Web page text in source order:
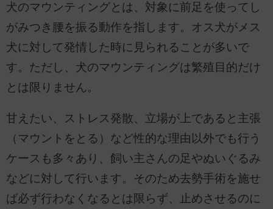
犬のマウンティングとは、対象に前足を使ってし
がみつき腰を振る動作を指します。オス犬がメス
犬に対して発情した時に見られることが多いで
す。ただし、犬のマウンティングは繁殖目的だけ
とは限りません。
甘えたい、ストレス発散、立場が上であると主張
（マウントをとる）など性的な理由以外でも行う
ケースも多々あり、飼い主さんの足やぬいぐるみ
などに対して行います。そのため去勢手術を施せ
ば必ず行わなくなるとは限らず、止めさせるのに